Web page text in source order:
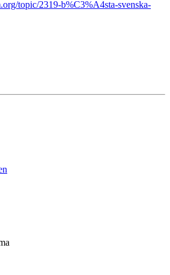
topic/2319-b%C3%A4sta-svenska-